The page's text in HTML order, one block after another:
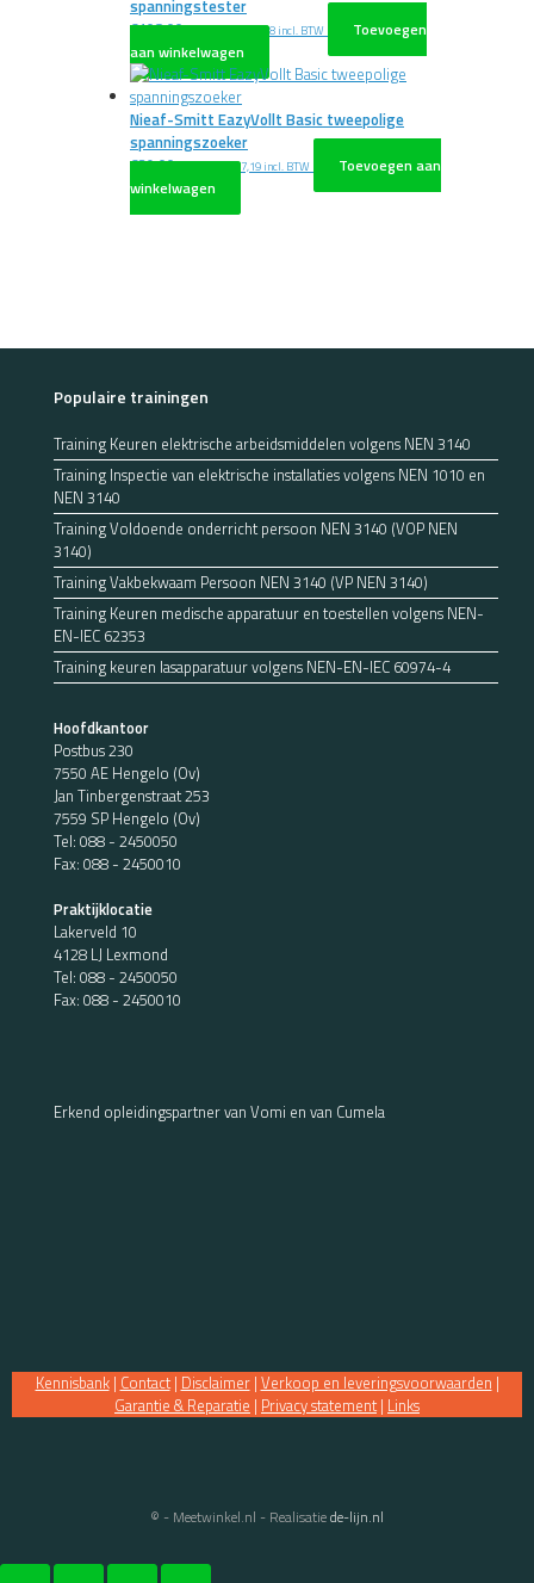
spanningstester
€108,00 excl. BTW€130,68 incl. BTW
Toevoegen
aan winkelwagen
Nieaf-Smitt EazyVollt Basic tweepolige
spanningszoeker
€39,00 excl. BTW€47,19 incl. BTW
Toevoegen aan
winkelwagen
Populaire trainingen
Training Keuren elektrische arbeidsmiddelen volgens NEN 3140
Training Inspectie van elektrische installaties volgens NEN 1010 en
NEN 3140
Training Voldoende onderricht persoon NEN 3140 (VOP NEN
3140)
Training Vakbekwaam Persoon NEN 3140 (VP NEN 3140)
Training Keuren medische apparatuur en toestellen volgens NEN-
EN-IEC 62353
Training keuren lasapparatuur volgens NEN-EN-IEC 60974-4
Hoofdkantoor
Postbus 230
7550 AE Hengelo (Ov)
Jan Tinbergenstraat 253
7559 SP Hengelo (Ov)
Tel: 088 - 2450050
Fax: 088 - 2450010
Praktijklocatie
Lakerveld 10
4128 LJ Lexmond
Tel: 088 - 2450050
Fax: 088 - 2450010
Erkend opleidingspartner van Vomi en van Cumela
Kennisbank| Contact| Disclaimer| Verkoop en leveringsvoorwaarden |
Garantie & Reparatie | Privacy statement | Links
© - Meetwinkel.nl - Realisatiede-lijn.nl